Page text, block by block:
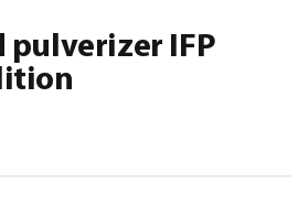
pulverizer IFP